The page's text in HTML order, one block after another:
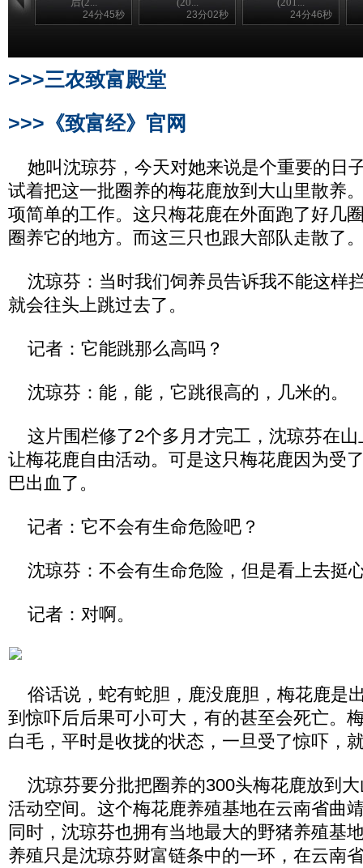
24分45秒 23分02秒 24分46秒
>>>三农致富殿堂
>>>《致富经》官网
她叫沈琼芬，今天对她来说是个重要的日
试着把这一批圈养的梅花鹿放到大山里散养
项简单的工作。这只梅花鹿在外面跑了好几
圈养它的地方。而这三只也跟大部队走散了
沈琼芬：当时我们饲养员告诉我不能这样
就会往头上跳过去了。
记者：它能跳那么高吗？
沈琼芬：能，能，它跳很高的，几米的。
这片围栏修了2个多月才完工，沈琼芬在山
让梅花鹿自由活动。可是这只梅花鹿因为受
巴出血了。
记者：它不会有生命危险吧？
沈琼芬：不会有生命危险，但是看上去挺
记者：对啊。
俗话说，蛇有蛇胆，鹿没鹿胆，梅花鹿是
到惊吓后后果可小可大，有的甚至会死亡。
白毛，平时是收拢的状态，一旦受了惊吓，
沈琼芬要分批把圈养的300头梅花鹿放到
活动空间。这个梅花鹿养殖基地在云南省曲
同时，沈琼芬也拥有当地最大的野猪养殖基
养殖只是沈琼芬财富链条中的一环，在云南